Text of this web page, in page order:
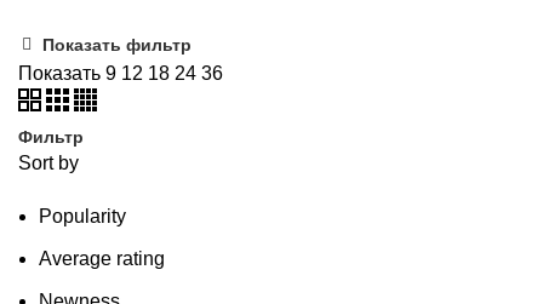
Показать фильтр
Показать 9 12 18 24 36
Фильтр
Sort by
Popularity
Average rating